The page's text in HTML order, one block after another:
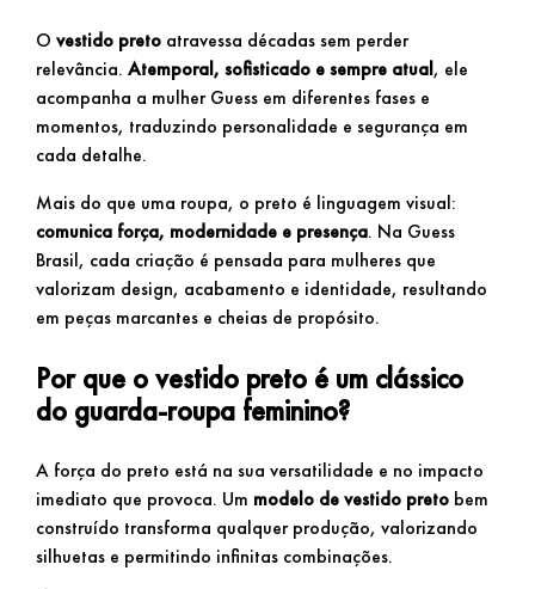
O vestido preto atravessa décadas sem perder
relevância. Atemporal, sofisticado e sempre atual, ele
acompanha a mulher Guess em diferentes fases e
momentos, traduzindo personalidade e segurança em
cada detalhe.
Mais do que uma roupa, o preto é linguagem visual:
comunica força, modernidade e presença. Na Guess
Brasil, cada criação é pensada para mulheres que
valorizam design, acabamento e identidade, resultando
em peças marcantes e cheias de propósito.
Por que o vestido preto é um clássico
do guarda-roupa feminino?
A força do preto está na sua versatilidade e no impacto
imediato que provoca. Um modelo de vestido preto bem
construído transforma qualquer produção, valorizando
silhuetas e permitindo infinitas combinações.